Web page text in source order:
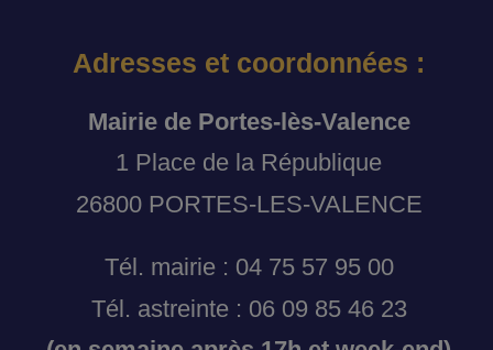
Adresses et coordonnées :
Mairie de Portes-lès-Valence
1 Place de la République
26800 PORTES-LES-VALENCE
Tél. mairie : 04 75 57 95 00
Tél. astreinte : 06 09 85 46 23